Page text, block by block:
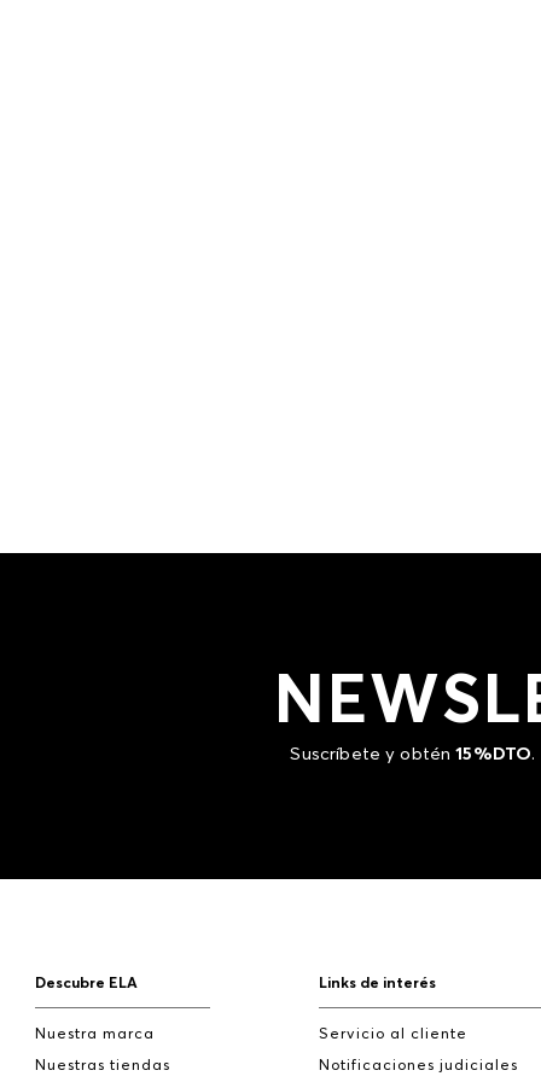
Suscríbete y obtén15%DTO.
Descubre ELA
Nuestra marca
Nuestras tiendas
Links de interés
Servicio al cliente
Notificaciones judiciales